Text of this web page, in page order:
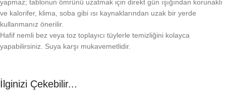
yapmaz; tablonun ömrünü uzatmak için direkt gün ışığından korunaklı
ve kalorifer, klima, soba gibi ısı kaynaklarından uzak bir yerde
kullanmanız önerilir.
Hafif nemli bez veya toz toplayıcı tüylerle temizliğini kolayca
yapabilirsiniz. Suya karşı mukavemetlidir.
İlginizi Çekebilir...